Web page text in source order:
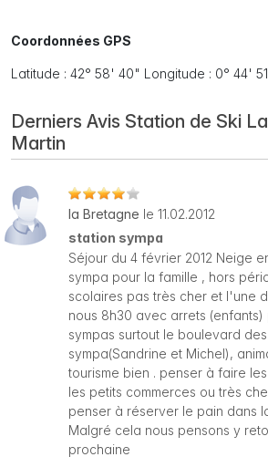
Coordonnées GPS
Latitude : 42° 58' 40" Longitude : 0° 44'
Derniers Avis Station de Ski
Martin
la Bretagne le 11.02.2012
station sympa
Séjour du 4 février 2012 Neige
sympa pour la famille , hors
scolaires pas très cher et l'une
nous 8h30 avec arrets
sympas surtout le boulevard
sympa(Sandrine et Michel),
tourisme bien . penser à faire
les petits commerces ou très
penser à réserver le pain dans
Malgré cela nous pensons y
prochaine